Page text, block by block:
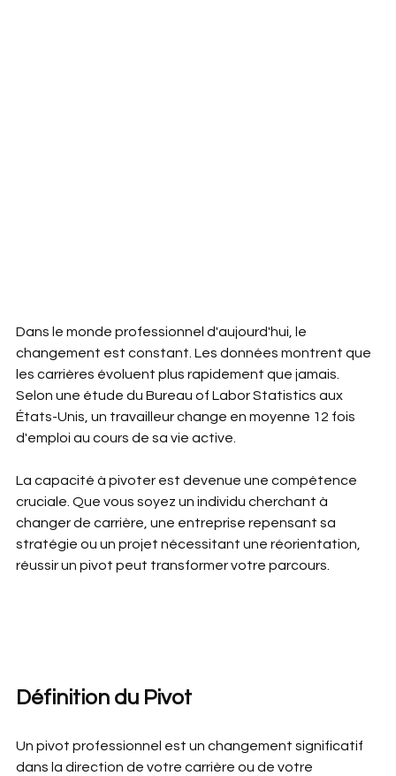
Dans le monde professionnel d'aujourd'hui, le
changement est constant. Les données montrent que
les carrières évoluent plus rapidement que jamais.
Selon une étude du Bureau of Labor Statistics aux
États-Unis, un travailleur change en moyenne 12 fois
d'emploi au cours de sa vie active.
La capacité à pivoter est devenue une compétence
cruciale. Que vous soyez un individu cherchant à
changer de carrière, une entreprise repensant sa
stratégie ou un projet nécessitant une réorientation,
réussir un pivot peut transformer votre parcours.
Définition du Pivot
Un pivot professionnel est un changement significatif
dans la direction de votre carrière ou de votre